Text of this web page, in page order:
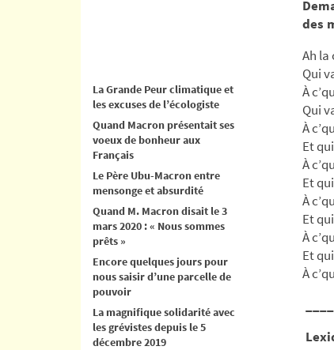
des
Ah la
Qui
À
Qui
À
Et
À
Et
À
Et
À
Et
À
La Grande Peur climatique et
les excuses de l’écologiste
Quand Macron présentait ses
voeux de bonheur aux
Français
Le Père Ubu-Macron entre
mensonge et absurdité
Quand M. Macron disait le 3
mars 2020 : « Nous sommes
prêts »
Encore quelques jours pour
nous saisir d’une parcelle de
pouvoir
La magnifique solidarité avec
les grévistes depuis le 5
décembre 2019